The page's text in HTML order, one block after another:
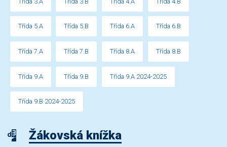
Třída 5.A Třída 5.B Třída 6.A Třída 6.B
Třída 7.A Třída 7.B Třída 8.A Třída 8.B
Třída 9.A Třída 9.B Třída 9.A 2024-2025
Třída 9.B 2024-2025
Žákovská knížka